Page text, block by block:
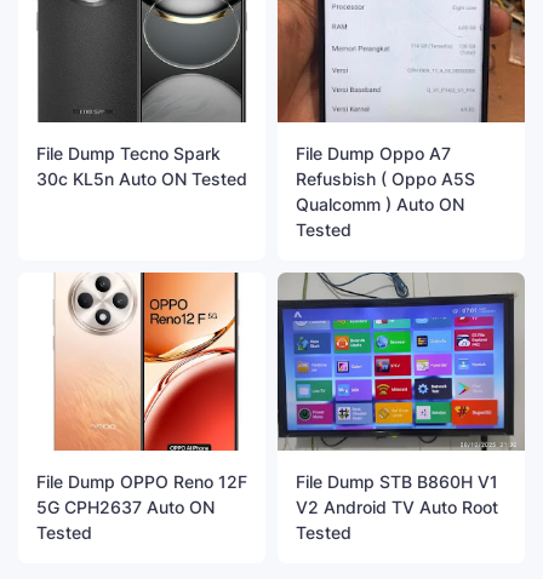
File Dump Tecno Spark
30c KL5n Auto ON Tested
File Dump Oppo A7
Refusbish ( Oppo A5S
Qualcomm ) Auto ON
Tested
File Dump OPPO Reno 12F
5G CPH2637 Auto ON
Tested
File Dump STB B860H V1
V2 Android TV Auto Root
Tested